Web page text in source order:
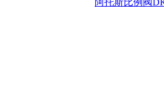
阿托斯比例阀